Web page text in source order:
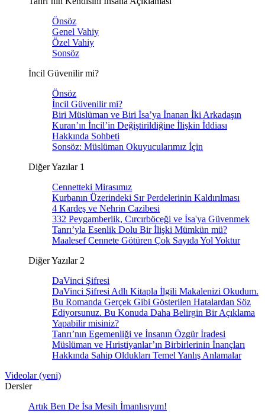
Önsöz
Genel Vahiy
Özel Vahiy
Sonsöz
İncil Güvenilir mi?
Önsöz
İncil Güvenilir mi?
Biri Müslüman ve Biri İsa’ya İnanan İki Arkadaşın
Kuran’ın İncil’in Değiştirildiğine İlişkin İddiası
Hakkında Sohbeti
Sonsöz: Müslüman Okuyucularımız İçin
Diğer Yazılar 1
Cennetteki Mirasımız
Kurbanın Üzerindeki Sır Perdelerinin Kaldırılması
4 Kardeş ve Nehrin Cazibesi
332 Peygamberlik, Cırcırböceği ve İsa'ya Güvenmek
Tanrı’yla Esenlik Dolu Bir İlişki Mümkün mü?
Maalesef Cennete Götüren Çok Sayıda Yol Yoktur
Diğer Yazılar 2
DaVinci Şifresi
DaVinci Şifresi Adlı Kitapla İlgili Makalenizi Okudum.
Bu Romanda Gerçek Gibi Gösterilen Hatalardan Söz
Ediyorsunuz. Bu Konuda Daha Belirgin Bir Açıklama
Yapabilir misiniz?
Tanrı’nın Egemenliği ve İnsanın Özgür İradesi
Müslüman ve Hıristiyanlar’ın Birbirlerinin İnançları
Hakkında Sahip Oldukları Temel Yanlış Anlamalar
Videolar (yeni)
Dersler
Artık Ben De İsa Mesih İmanlısıyım!